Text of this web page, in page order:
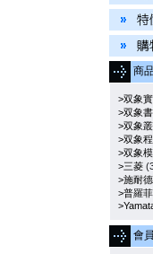
商品
>双象
>双象
>双象
>双象
>双象
>三菱
>施耐德
>普羅
會員